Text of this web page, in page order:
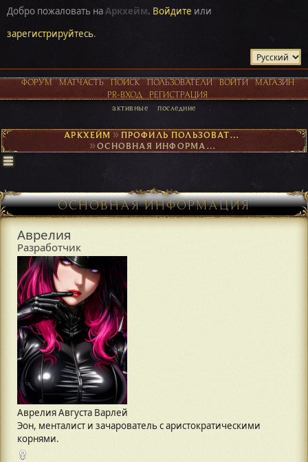
Добро пожаловать наАркхейм. Войдите или
зарегистрируйтесь.
ФОРУМ МАТЧАСТЬ ПОИСК ПОЛЬЗОВАТЕЛИ ВОЙТИ
МАГАЗИН
PR-ВХОД
РЕГИСТРАЦИЯ
активные последние
АРКХЕЙМ► ПРОФИЛЬ ПОЛЬЗОВАТЕЛЯ АВРЕЛИЯ
► ОСНОВНАЯ ИНФОРМАЦИЯ
ОСНОВНАЯ ИНФОРМАЦИЯ
Аврелия
Разработчик
Аврелия Августа Варлей
Эон, менталист и зачарователь с аристократическими
корнями.